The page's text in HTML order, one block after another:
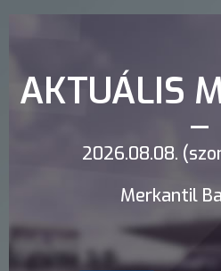
AKTUÁLIS
2026.08.08.
Merkantil